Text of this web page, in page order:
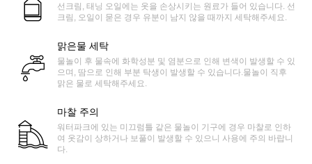
선크림, 태닝 오일에는 옷을 손상시키는 원료가 들어 있습니다. 선
크림, 오일이 묻은 경우 유분이 남지 않을 때까지 세탁해주세요.
맑은물 세탁
물놀이 후 물속에 화학성분 및 염분으로 인해 변색이 발생할 수 있
으며, 땀으로 인해 부분 탁생이 발생할 수 있습니다.물놀이 직후
맑은 물로 세탁해주세요.
마찰 주의
워터파크에 있는 미끄럼틀 같은 물놀이 기구에 경우 마찰로 인하
여 옷감이 상하거나 보풀이 발생할 수 있으니 사용에 주의 바랍니
다.